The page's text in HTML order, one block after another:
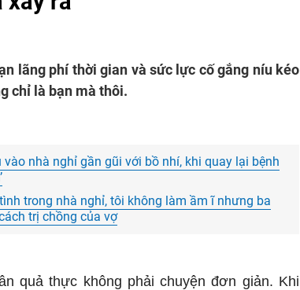
lãng phí thời gian và sức lực cố gắng níu kéo
chỉ là bạn mà thôi.
nhà nghỉ gần gũi với bồ nhí, khi quay lại bệnh
trong nhà nghỉ, tôi không làm ầm ĩ nhưng ba
trị chồng của vợ
quả thực không phải chuyện đơn giản. Khi